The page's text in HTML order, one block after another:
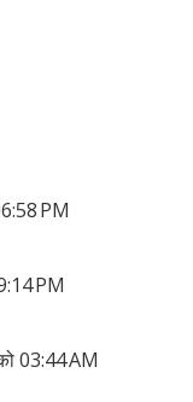
PM
PM
03:44 AM